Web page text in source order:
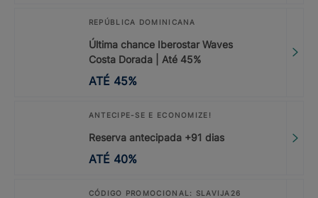
REPÚBLICA DOMINICANA
Última chance Iberostar Waves
Costa Dorada | Até 45%
ATÉ 45%
ANTECIPE-SE E ECONOMIZE!
Reserva antecipada +91 dias
ATÉ 40%
CÓDIGO PROMOCIONAL: SLAVIJA26